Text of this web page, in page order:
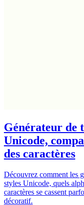
Générateur de
Unicode,
des caractères
Découvrez comment les
styles Unicode, quels
caractères se cassent
décoratif.